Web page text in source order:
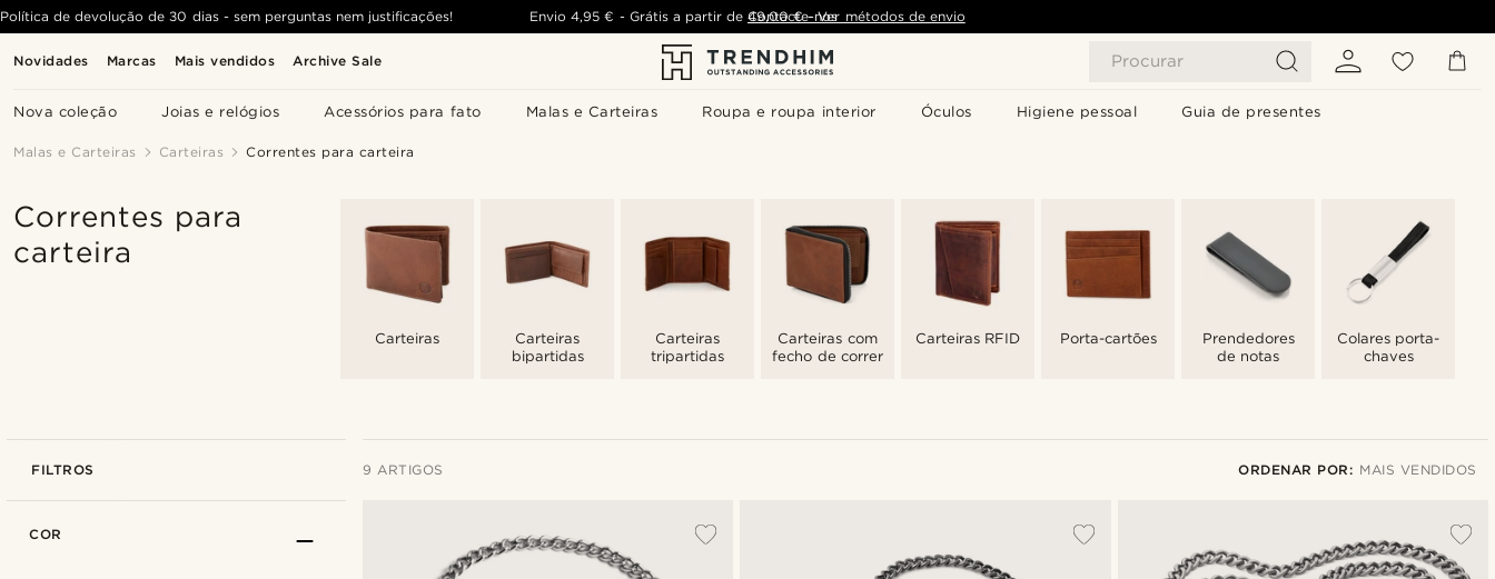
Novidades Marcas Mais vendidos Archive Sale Procurar
Nova coleção Joias e relógios Acessórios para fato Malas e Carteiras Roupa e roupa interior Óculos Higiene pessoal Guia de presentes
Política de devolução de 30 dias - sem perguntas nem justificações! Envio 4,95 € - Grátis a partir de 49,00 € - Ver métodos de envio
Contacte-nos
Malas e Carteiras Carteiras Correntes para carteira
Correntes para
carteira
Carteiras
Carteiras
bipartidas
Carteiras
tripartidas
Carteiras com
fecho de correr
Carteiras RFID Porta-cartões
Prendedores
de notas
Colares porta-
chaves
FILTROS 9 ARTIGOS ORDENAR POR: MAIS VENDIDOS
Novidades
COR